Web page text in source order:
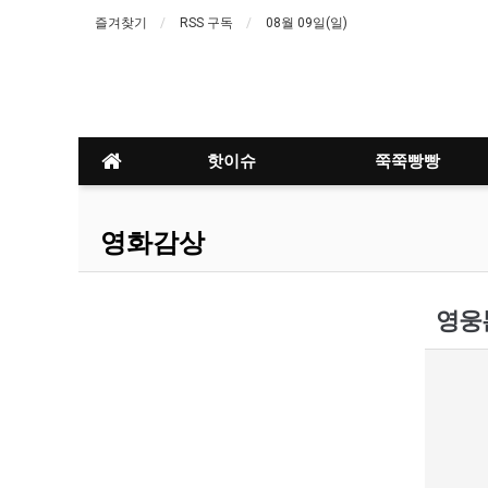
즐겨찾기 RSS 구독 08월 09일(일)
핫이슈 쭉쭉빵빵
영화감상